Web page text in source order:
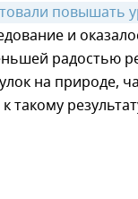
повышать
и
радостью
на природе,
такому